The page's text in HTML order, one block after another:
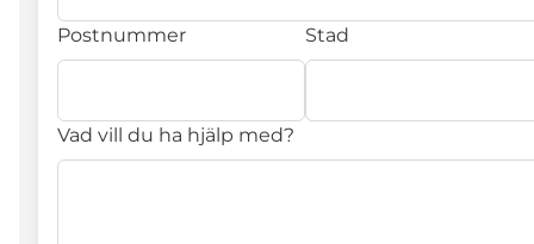
Postnummer Stad
Vad vill du ha hjälp med?